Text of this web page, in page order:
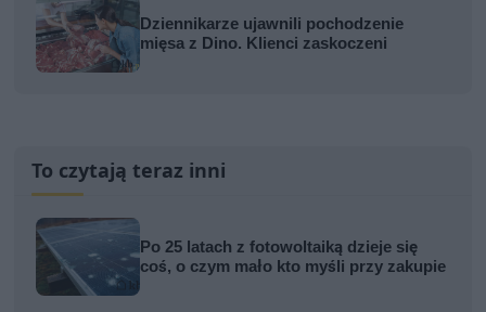
Dziennikarze ujawnili pochodzenie
mięsa z Dino. Klienci zaskoczeni
To czytają teraz inni
Po 25 latach z fotowoltaiką dzieje się
coś, o czym mało kto myśli przy zakupie